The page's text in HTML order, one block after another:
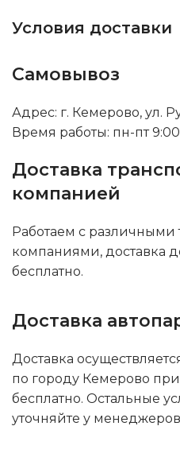
Условия доставки
Самовывоз
Адрес: г. Кемерово, ул.
Время работы: пн-пт
Доставка
компанией
Работаем с различными
компаниями, доставка
бесплатно.
Доставка
Доставка
по городу Кемерово при
бесплатно. Остальные
уточняйте у